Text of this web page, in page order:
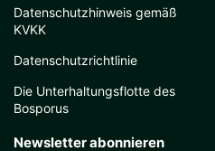
Datenschutzhinweis gemäß
KVKK
Datenschutzrichtlinie
Die Unterhaltungsflotte des
Bosporus
Newsletter abonnieren